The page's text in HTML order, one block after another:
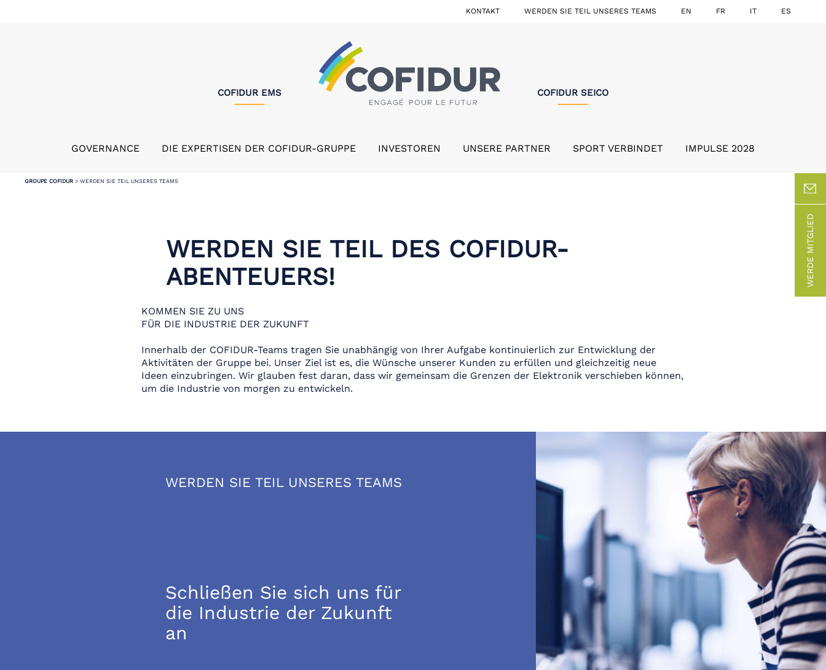
KONTAKT WERDEN SIE TEIL UNSERES TEAMS EN FR IT ES
COFIDUR EMS COFIDUR SEICO
GOVERNANCE DIE EXPERTISEN DER COFIDUR-GRUPPE INVESTOREN UNSERE PARTNER SPORT VERBINDET IMPULSE 2028
WERDE MITGLIED
GROUPE COFIDUR >WERDEN SIE TEIL UNSERES TEAMS
WERDEN SIE TEIL DES COFIDUR-
ABENTEUERS!
KOMMEN SIE ZU UNS
FÜR DIE INDUSTRIE DER ZUKUNFT
Innerhalb der COFIDUR-Teams tragen Sie unabhängig von Ihrer Aufgabe kontinuierlich zur Entwicklung der
Aktivitäten der Gruppe bei. Unser Ziel ist es, die Wünsche unserer Kunden zu erfüllen und gleichzeitig neue
Ideen einzubringen. Wir glauben fest daran, dass wir gemeinsam die Grenzen der Elektronik verschieben können,
um die Industrie von morgen zu entwickeln.
WERDEN SIE TEIL UNSERES TEAMS
Schließen Sie sich uns für
die Industrie der Zukunft
an